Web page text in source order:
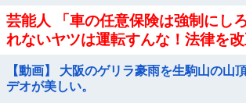
芸能人 「車の任意保険は強制にし
れないヤツは運転すんな！法律を改
【動画】 大阪のゲリラ豪雨を生駒山の山
デオが美しい。